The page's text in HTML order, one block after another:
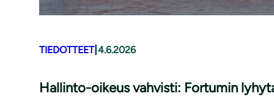
TIEDOTTEET| 4.6.2026
Hallinto-oikeus vahvisti: Fortumin